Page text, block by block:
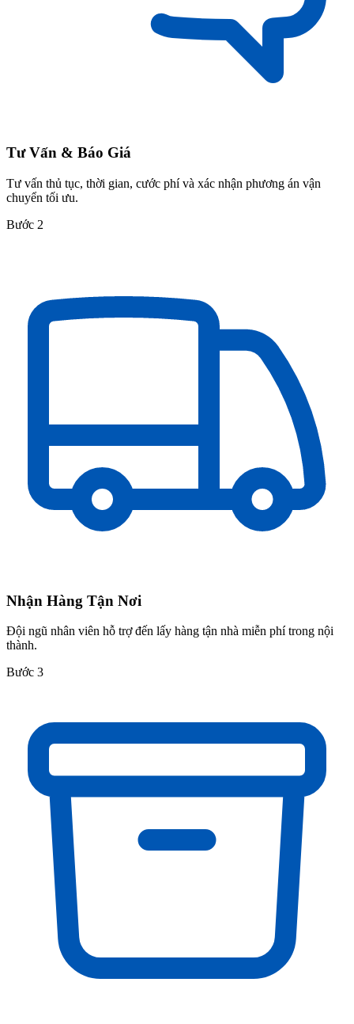
Tư Vấn & Báo Giá
Tư vấn thủ tục, thời gian, cước phí và xác nhận phương án vận
chuyển tối ưu.
Bước 2
Nhận Hàng Tận Nơi
Đội ngũ nhân viên hỗ trợ đến lấy hàng tận nhà miễn phí trong nội
thành.
Bước 3